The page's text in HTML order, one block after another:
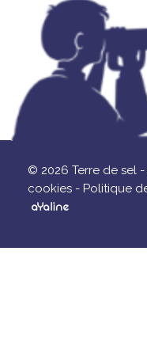
© 2026 Terre de sel -
cookies - Politique